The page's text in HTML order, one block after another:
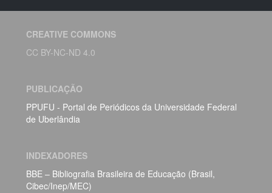
CREATIVE COMMONS
CC BY-NC-ND 4.0
PUBLICAÇÃO
PPUFU - Portal de Periódicos da Universidade Federal
de Uberlândia
INDEXADORES
BBE – Bibliografia Brasileira de Educação (Brasil,
Cibec/Inep/MEC)